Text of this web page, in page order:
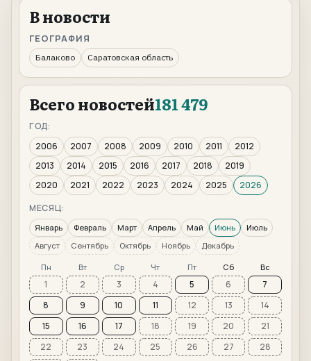
В новости
ГЕОГРАФИЯ
Балаково Саратовская область
Всего новостей181 479
ГОД:
2006
2007 2008 2009 2010 2011
2012
2013
2014 2015 2016 2017 2018
2019
2020
2021 2022 2023 2024 2025
2026
МЕСЯЦ:
Январь Февраль Март Апрель Май Июнь
Июль
Август
Сентябрь Октябрь Ноябрь Декабрь
Пн Вт Ср Чт Пт Сб Вс
1 2 3 4 5 6
7
8
9 10 11 12 13
14
15
16 17 18 19 20
21
22
23 24 25 26 27
28